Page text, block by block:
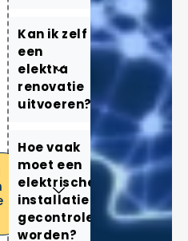
Kan ik zelf
een
elektra
renovatie
uitvoeren?
Hoe vaak
moet een
elektrische
installatie
gecontroleerd
worden?